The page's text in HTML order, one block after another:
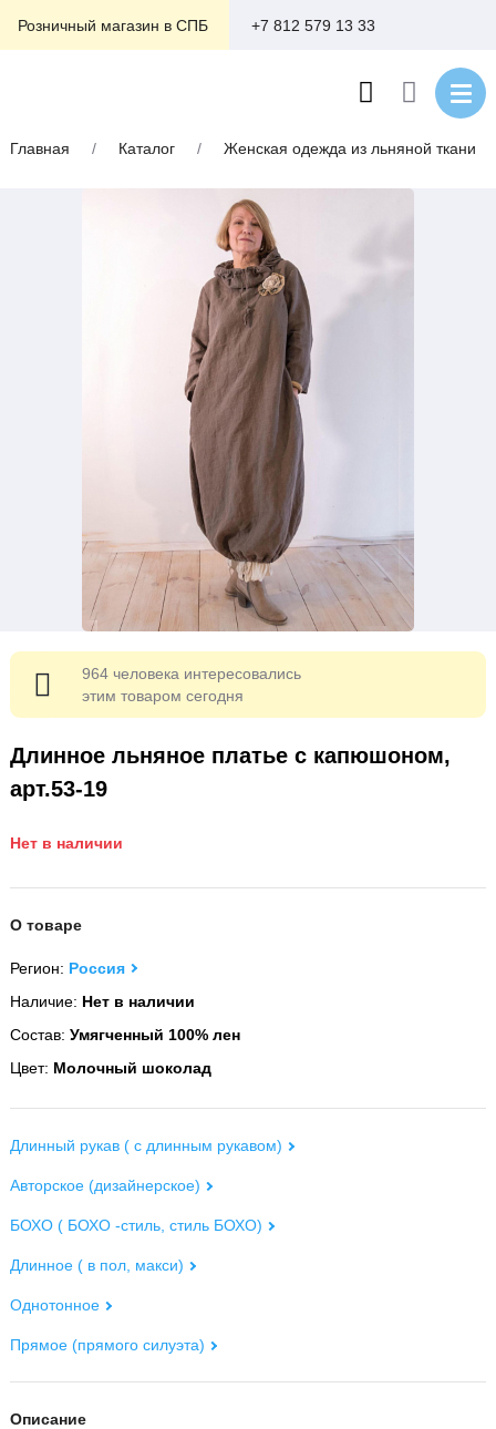
Розничный магазин в СПБ +7 812 579 13 33
Главная / Каталог / Женская одежда из льняной ткани
Длинное льняное платье с капюшоном,
арт.53-19
Нет в наличии
О товаре
Регион: Россия
Наличие: Нет в наличии
Состав: Умягченный 100% лен
Цвет: Молочный шоколад
Длинный рукав ( с длинным рукавом)
Авторское (дизайнерское)
БОХО ( БОХО -стиль, стиль БОХО)
Длинное ( в пол, макси)
Однотонное
Прямое (прямого силуэта)
Описание
964 человека интересовались
этим товаром сегодня